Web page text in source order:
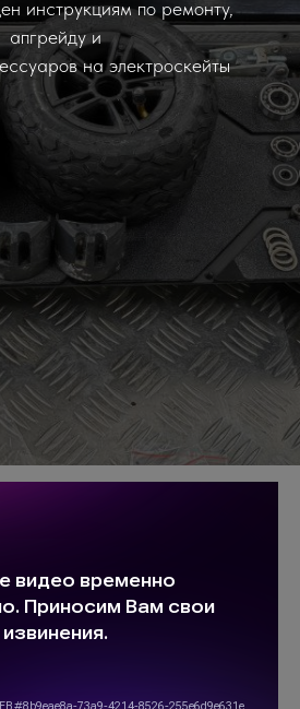
инструкциям по ремонту,
апгрейду и
на электроскейты